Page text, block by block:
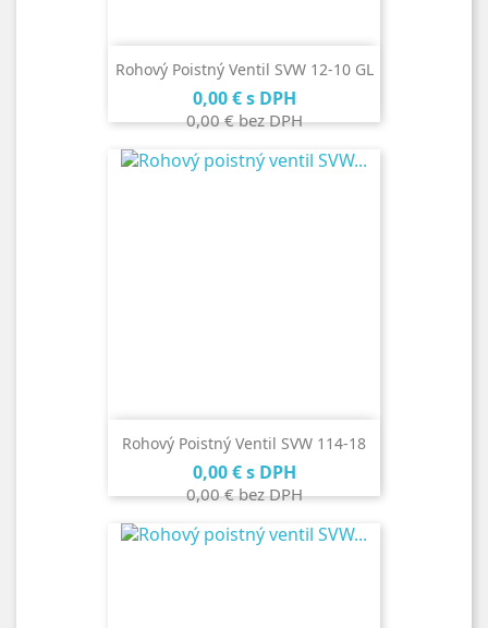
Rohový Poistný Ventil SVW 12-10 GL
Cena
0,00 €s DPH
0,00 €bez DPH
Rohový Poistný Ventil SVW 114-18
Cena
0,00 €s DPH
0,00 €bez DPH